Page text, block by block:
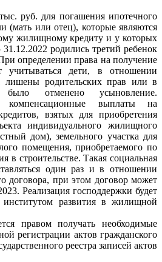
руб. для погашения ипотечного
(мать или отец), которые являются
жилищному кредиту и у которых
родились третий ребенок
определении права на получение
учитываться дети, в отношении
лишены родительских прав или в
отменено усыновление.
компенсационные выплаты на
взятых для приобретения
индивидуального жилищного
дом), земельного участка для
помещения, приобретаемого по
в строительстве. Такая социальная
один раз и в отношении
договора, при этом договор может
Реализация господдержки будет
институтом развития в жилищной
правом получать необходимые
регистрации актов гражданского
реестра записей актов